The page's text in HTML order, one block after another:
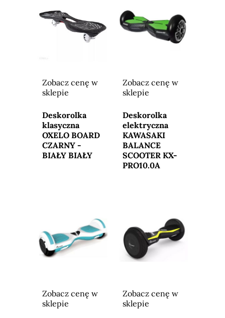
Zobacz cenę w
sklepie
sklepu
Deskorolka
klasyczna
OXELO BOARD
CZARNY -
BIAŁY BIAŁY
Zobacz cenę w
sklepie
sklepu
Deskorolka
elektryczna
KAWASAKI
BALANCE
SCOOTER KX-
PRO10.0A
Zobacz cenę w
sklepie
Zobacz cenę w
sklepie